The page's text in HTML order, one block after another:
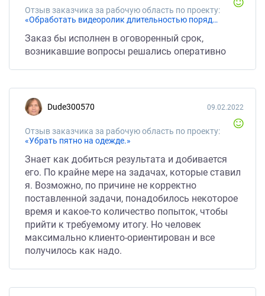
Отзыв заказчика за рабочую область по проекту:
«Обработать видеоролик длительностью порядка 3м.40сек. путем замены лиц оригинальных актеров (4 персонажа) на другие»
Заказ бы исполнен в оговоренный срок,
возникавшие вопросы решались оперативно
dude300570
Отзыв заказчика за рабочую область по проекту:
«Убрать пятно на одежде.»
09.02.2022
Знает как добиться результата и добивается
его. По крайне мере на задачах, которые ставил
я. Возможно, по причине не корректно
поставленной задачи, понадобилось некоторое
время и какое-то количество попыток, чтобы
прийти к требуемому итогу. Но человек
максимально клиенто-ориентирован и все
получилось как надо.